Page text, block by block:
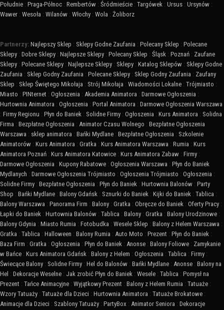
Południe : Praga-Północ : Rembertów : Śródmieście : Targówek : Ursus : Ursynów :
Wawer : Wesoła : Wilanów : Włochy : Wola : Żoliborz
Partnerzy: Najlepszy Sklep : Sklepy Godne Zaufania : Polecany Sklep : Polecane
Sklepy : Dobre Sklepy : Najlepsze Sklepy : Polecany Sklep : Śląsk : Poznań : Zaufane
Sklepy : Polecane Sklepy : Najlepsze Sklepy : Sklepy : Katalog Sklepów : Sklepy Godne
Zaufania : Sklep Godny Zaufania : Polecane Sklepy : Sklep Godny Zaufania : Zaufany
Sklep : Sklep Świętego Mikołaja : Strój Mikołaja : Wiadomości Lokalne : Trójmiasto :
Miasto : PINternet : Ogłoszenia : Akademia Animatora : Darmowe Ogłoszenia :
Hurtownia Animatora : Ogłoszenia : Portal Animatora : Darmowe Ogłoszenia Warszawa
: Firmy Regionu : Płyn do Baniek : Solidne Firmy : Ogłoszenia : Kurs Animatora : Solidna
Firma : Bezpłatne Ogłoszenia : Animator Czasu Wolnego : Bezpłatne Ogłoszenia
Warszawa : sklep animatora : Bańki Mydlane : Bezpłatne Ogłoszenia : Szkolenie
Animatorów : Kurs Animatora : Gratka : Kurs Animatora Warszawa : Rumia : Kurs
Animatora Poznań : Kurs Animatora Katowice : Kurs Animatora Zabaw : Firmy :
Darmowe Ogłoszenia : Kupony Rabatowe : Ogłoszenia Warszawa : Płyn do Baniek
Mydlanych : Darmowe Ogłoszenia Trójmiasto : Ogłoszenia Trójmiasto : Ogłoszenia :
Solidne Firmy : Bezpłatne Ogłoszenia : Płyn do Baniek : Hurtownia Balonów : Party
Shop : Bańki Mydlane : Balony Gdańsk : Sznurki do Baniek : Kijki do Baniek : Tablica :
Balony Warszawa : Panorama Firm : Balony : Gratka : Obręcze do Baniek : Oferty Pracy :
Łapki do Baniek : Hurtownia Balonów : Tablica : Balony : Gratka : Balony Urodzinowe :
Balony Gdynia : Miasto Rumia : Fotobudka : Wesele Sklep : Balony z Helem Warszawa :
Gratka : Tablica : Halloween : Balony Rumia : Auto Moto : Prezent : Płyn do Baniek :
Baza Firm : Gratka : Ogłoszenia : Płyn do Baniek : Anonse : Balony Foliowe : Zamykanie
w Bańce : Kurs Animatora Gdańsk : Balony z Helem : Ogłoszenia : Tablica : Firmy :
Świecące Balony : Solidne Firmy : Hel do Balonów : Bańki Mydlane : Anonse : Balony na
Hel : Dekoracje Weselne : Jak zrobić Płyn do Baniek : Wesele : Tablica : Pomysł na
Prezent : Tańce Animacyjne : Wyjątkowy Prezent : Balony z Helem Rumia : Tatuaże :
Wzory Tatuaży : Tatuaże dla Dzieci : Hurtownia Animatora : Tatuaże Brokatowe :
Animacje dla Dzieci : Szablony Tatuaży : PartyBox : Animator Seniora : Dekoracje